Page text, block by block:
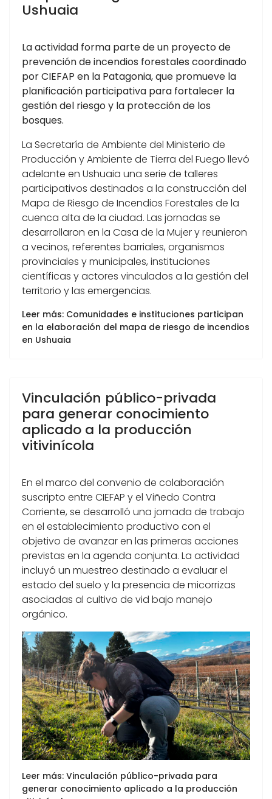
Ushuaia
La actividad forma parte de un proyecto de
prevención de incendios forestales coordinado
por CIEFAP en la Patagonia, que promueve la
planificación participativa para fortalecer la
gestión del riesgo y la protección de los
bosques.
La Secretaría de Ambiente del Ministerio de
Producción y Ambiente de Tierra del Fuego llevó
adelante en Ushuaia una serie de talleres
participativos destinados a la construcción del
Mapa de Riesgo de Incendios Forestales de la
cuenca alta de la ciudad. Las jornadas se
desarrollaron en la Casa de la Mujer y reunieron
a vecinos, referentes barriales, organismos
provinciales y municipales, instituciones
científicas y actores vinculados a la gestión del
territorio y las emergencias.
Leer más: Comunidades e instituciones participan
en la elaboración del mapa de riesgo de incendios
en Ushuaia
Vinculación público-privada
para generar conocimiento
aplicado a la producción
vitivinícola
En el marco del convenio de colaboración
suscripto entre CIEFAP y el Viñedo Contra
Corriente, se desarrolló una jornada de trabajo
en el establecimiento productivo con el
objetivo de avanzar en las primeras acciones
previstas en la agenda conjunta. La actividad
incluyó un muestreo destinado a evaluar el
estado del suelo y la presencia de micorrizas
asociadas al cultivo de vid bajo manejo
orgánico.
Leer más: Vinculación público-privada para
generar conocimiento aplicado a la producción